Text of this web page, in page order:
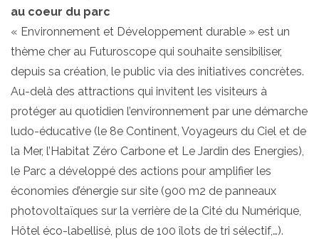
au coeur du parc
« Environnement et Développement durable » est un
thème cher au Futuroscope qui souhaite sensibiliser,
depuis sa création, le public via des initiatives concrètes.
Au-delà des attractions qui invitent les visiteurs à
protéger au quotidien l’environnement par une démarche
ludo-éducative (le 8e Continent, Voyageurs du Ciel et de
la Mer, l’Habitat Zéro Carbone et Le Jardin des Energies),
le Parc a développé des actions pour amplifier les
économies d’énergie sur site (900 m2 de panneaux
photovoltaïques sur la verrière de la Cité du Numérique,
Hôtel éco-labellisé, plus de 100 îlots de tri sélectif,…).